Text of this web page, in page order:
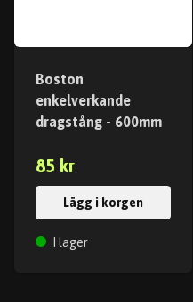
Boston
enkelverkande
dragstång - 600mm
85 kr
Lägg i korgen
I lager